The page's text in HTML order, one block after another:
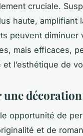
cruciale.
haute, amplifiant
peuvent diminuer
mais efficaces,
et l’esthétique de
opportunité de
et de